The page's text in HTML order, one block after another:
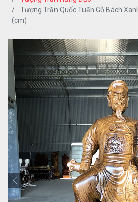
Tượng Trần Quốc Tuấn Gỗ Bách
(cm)